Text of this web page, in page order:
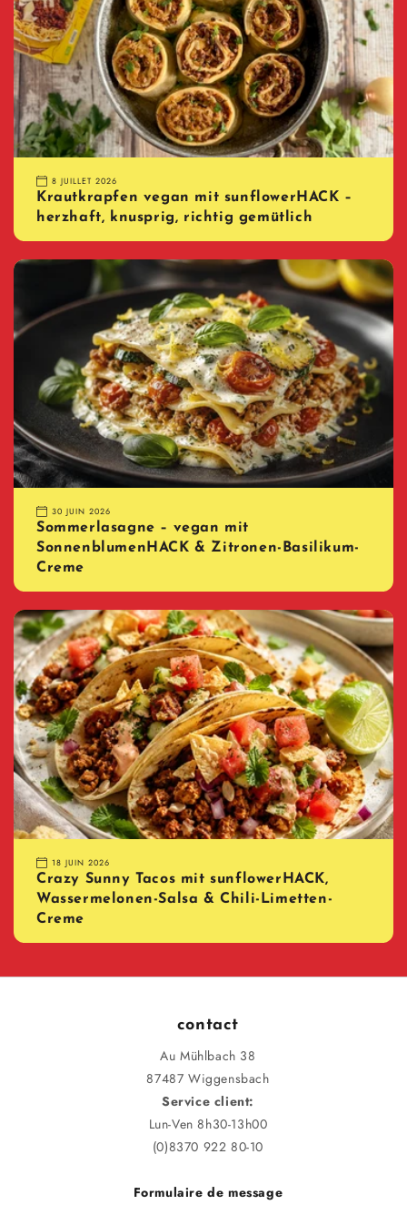
8 JUILLET 2026
Krautkrapfen vegan mit sunflowerHACK –
herzhaft, knusprig, richtig gemütlich
30 JUIN 2026
Sommerlasagne – vegan mit
SonnenblumenHACK & Zitronen-Basilikum-
Creme
18 JUIN 2026
Crazy Sunny Tacos mit sunflowerHACK,
Wassermelonen-Salsa & Chili-Limetten-
Creme
contact
Au Mühlbach 38
87487 Wiggensbach
Service client:
Lun-Ven 8h30-13h00
(0)8370 922 80-10
Formulaire de message